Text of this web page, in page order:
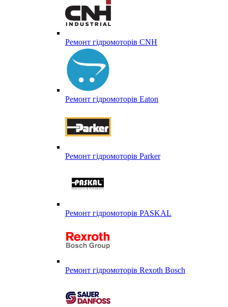
Ремонт гідромоторів CNH
Ремонт гідромоторів Eaton
Ремонт гідромоторів Parker
Ремонт гідромоторів PASKAL
Ремонт гідромоторів Rexoth Bosch